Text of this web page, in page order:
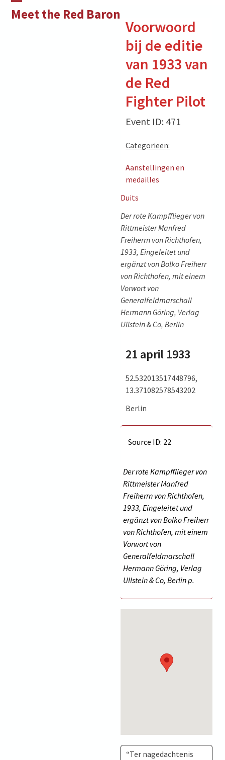
Meet the Red Baron
Open
Close
Voorwoord
bij de editie
van 1933 van
de Red
Fighter Pilot
Event ID: 471
Categorieën:
Aanstellingen en
medailles
Duits
Der rote Kampfflieger von
Rittmeister Manfred
Freiherrn von Richthofen,
1933, Eingeleitet und
ergänzt von Bolko Freiherr
von Richthofen, mit einem
Vorwort von
Generalfeldmarschall
Hermann Göring, Verlag
Ullstein & Co, Berlin
21 april 1933
52.532013517448796,
13.371082578543202
Berlin
Source ID: 22
Der rote Kampfflieger von
Rittmeister Manfred
Freiherrn von Richthofen,
1933, Eingeleitet und
ergänzt von Bolko Freiherr
von Richthofen, mit einem
Vorwort von
Generalfeldmarschall
Hermann Göring, Verlag
Ullstein & Co, Berlin p.
“Ter nagedachtenis